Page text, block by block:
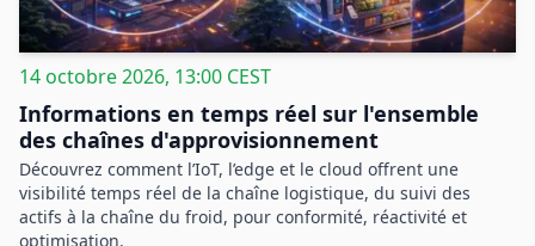
14 octobre 2026, 13:00 CEST
Informations en temps réel sur l'ensemble
des chaînes d'approvisionnement
Découvrez comment l’IoT, l’edge et le cloud offrent une
visibilité temps réel de la chaîne logistique, du suivi des
actifs à la chaîne du froid, pour conformité, réactivité et
optimisation.